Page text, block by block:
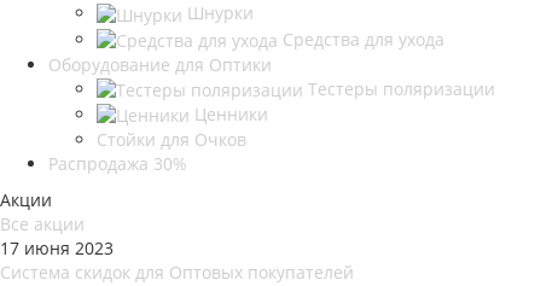
Шнурки
Средства для ухода
Оборудование для Оптики
Тестеры поляризации
Ценники
Стойки для Очков
Распродажа 30%
Акции
Все акции
17 июня 2023
Система скидок для Оптовых покупателей